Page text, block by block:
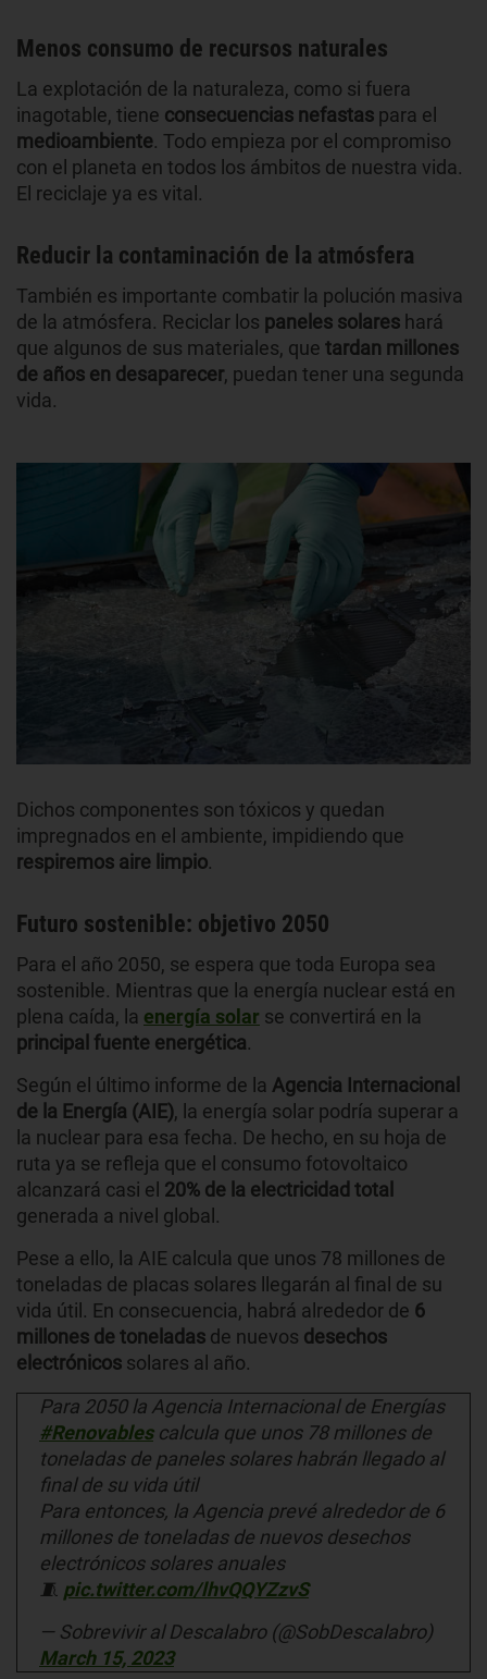
Menos consumo de recursos naturales
La explotación de la naturaleza, como si fuera
inagotable, tiene consecuencias nefastas para el
medioambiente. Todo empieza por el compromiso
con el planeta en todos los ámbitos de nuestra vida.
El reciclaje ya es vital.
Reducir la contaminación de la atmósfera
También es importante combatir la polución masiva
de la atmósfera. Reciclar los paneles solares hará
que algunos de sus materiales, que tardan millones
de años en desaparecer, puedan tener una segunda
vida.
Dichos componentes son tóxicos y quedan
impregnados en el ambiente, impidiendo que
respiremos aire limpio.
Futuro sostenible: objetivo 2050
Para el año 2050, se espera que toda Europa sea
sostenible. Mientras que la energía nuclear está en
plena caída, la energía solar se convertirá en la
principal fuente energética.
Según el último informe de la Agencia Internacional
de la Energía (AIE), la energía solar podría superar a
la nuclear para esa fecha. De hecho, en su hoja de
ruta ya se refleja que el consumo fotovoltaico
alcanzará casi el 20% de la electricidad total
generada a nivel global.
Pese a ello, la AIE calcula que unos 78 millones de
toneladas de placas solares llegarán al final de su
vida útil. En consecuencia, habrá alrededor de 6
millones de toneladas de nuevos desechos
electrónicos solares al año.
Para 2050 la Agencia Internacional de Energías
#Renovablescalcula que unos 78 millones de
toneladas de paneles solares habrán llegado al
final de su vida útil
Para entonces, la Agencia prevé alrededor de 6
millones de toneladas de nuevos desechos
electrónicos solares anuales
🧵 pic.twitter.com/lhvQQYZzvS
— Sobrevivir al Descalabro (@SobDescalabro)
March 15, 2023